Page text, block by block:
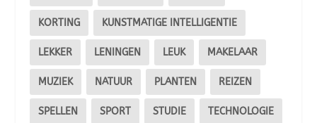
KORTING KUNSTMATIGE INTELLIGENTIE
LEKKER LENINGEN LEUK MAKELAAR
MUZIEK NATUUR PLANTEN REIZEN
SPELLEN SPORT STUDIE TECHNOLOGIE